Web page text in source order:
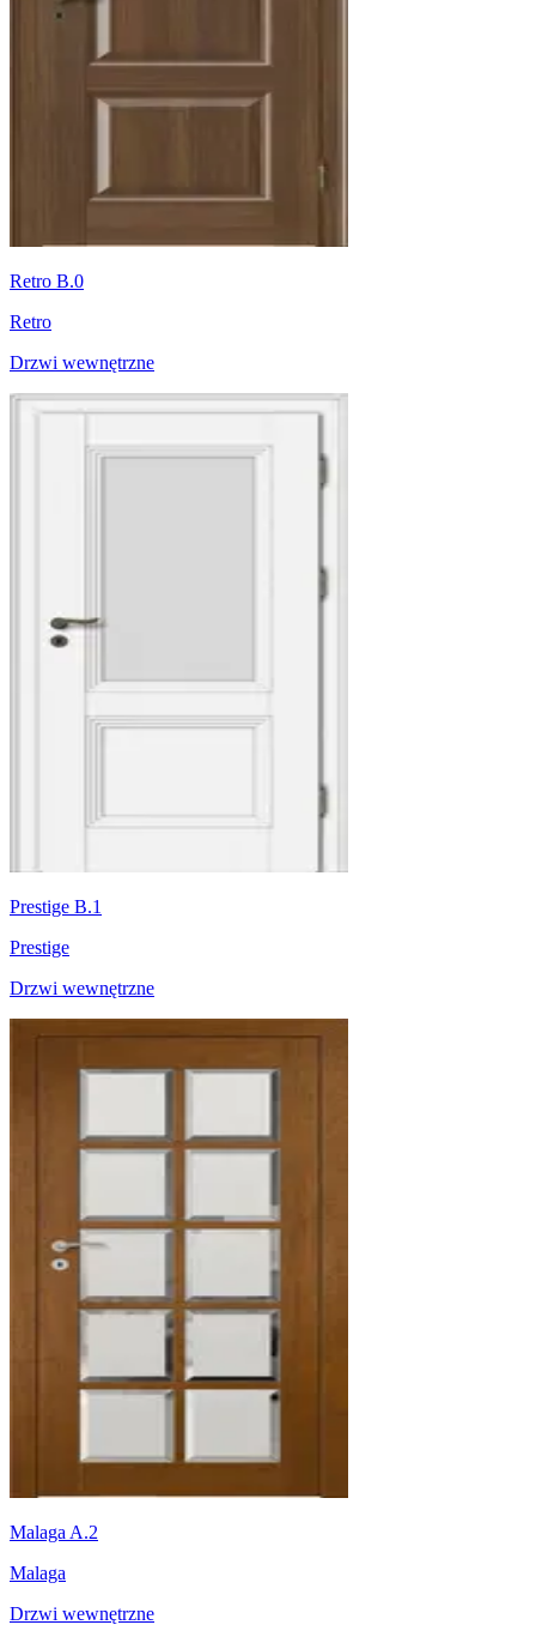
Retro B.0
Retro
Drzwi wewnętrzne
Prestige B.1
Prestige
Drzwi wewnętrzne
Malaga A.2
Malaga
Drzwi wewnętrzne